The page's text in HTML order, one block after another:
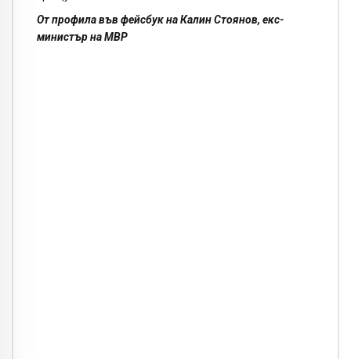
От профила във фейсбук на Калин Стоянов, екс-
министър на МВР